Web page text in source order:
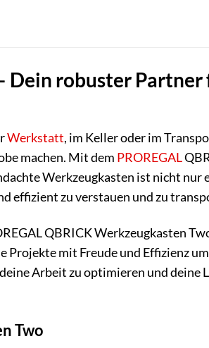
Dein robuster
Werkstatt, im Keller oder im
machen. Mit dem PROREGAL
Werkzeugkasten ist nicht
effizient zu verstauen und zu
QBRICK Werkzeugkasten
Projekte mit Freude und Effizienz
Arbeit zu optimieren und deine
Two